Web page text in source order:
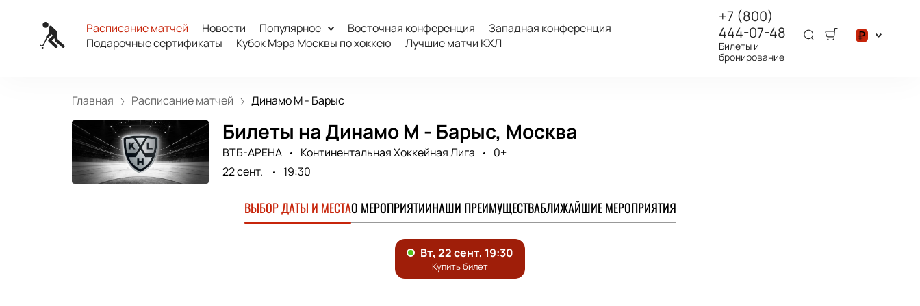
Расписание матчей Новости Популярное Восточная конференция
Западная конференция
Подарочные сертификаты
Кубок Мэра Москвы по хоккею Лучшие матчи КХЛ
+7 (800)
444-07-48
Билеты и
бронирование
₽
Главная Расписание матчей Динамо М - Барыс
Билеты на Динамо М - Барыс, Москва
ВТБ-АРЕНА Континентальная Хоккейная Лига
0+
22 сент.
19:30
ВЫБОР ДАТЫ И МЕСТАО МЕРОПРИЯТИИНАШИ ПРЕИМУЩЕСТВАБЛИЖАЙШИЕ МЕРОПРИЯТИЯ